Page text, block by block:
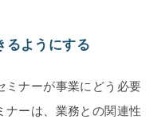
ようにする
ミナーが事業にどう必要
ナーは、業務との関連性